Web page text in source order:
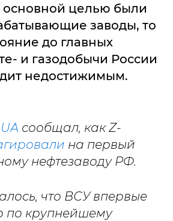
целью были
заводы, то
до главных
и газодобычи России
недостижимым.
сообщал, как Z-
на первый
нефтезаводу РФ.
что ВСУ впервые
по крупнейшему